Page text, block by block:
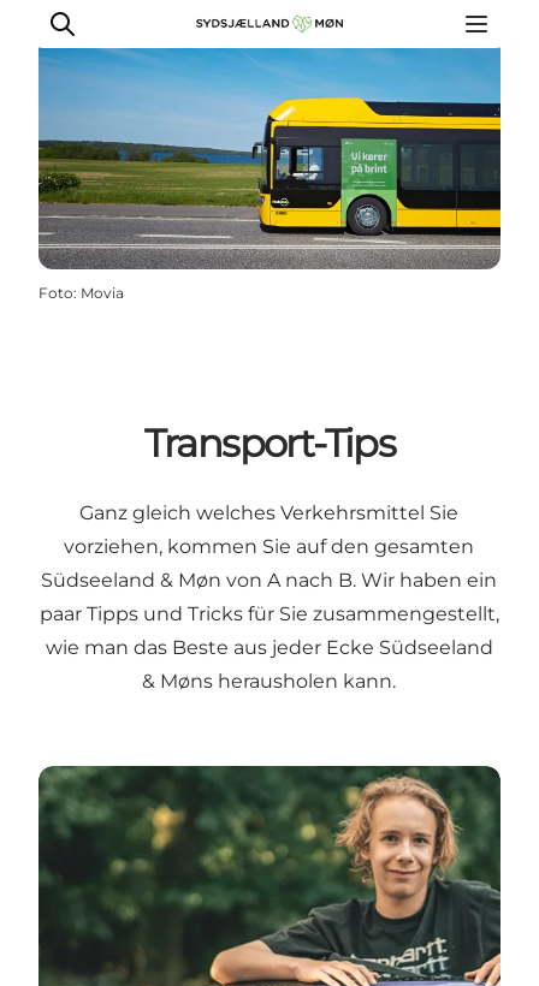
Erleben
Städte und Orte
Events
Essen
Foto: Movia
Transport-Tips
Ganz gleich welches Verkehrsmittel Sie
vorziehen, kommen Sie auf den gesamten
Südseeland & Møn von A nach B. Wir haben ein
paar Tipps und Tricks für Sie zusammengestellt,
wie man das Beste aus jeder Ecke Südseeland
& Møns herausholen kann.
Tipps für den Autourlaub